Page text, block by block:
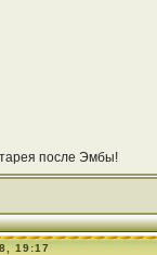
после Эмбы!
19:17